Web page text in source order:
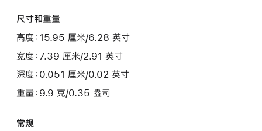
尺寸和重量
高度：15.95 厘米/6.28 英寸
宽度：7.39 厘米/2.91 英寸
深度：0.051 厘米/0.02 英寸
重量：9.9 克/0.35 盎司
常规